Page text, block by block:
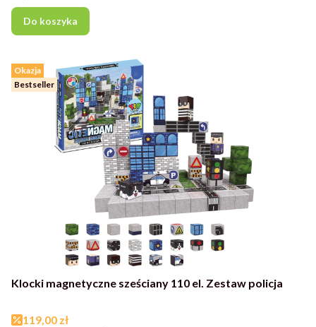
Do koszyka
Okazja
Bestseller
Klocki magnetyczne sześciany 110 el. Zestaw policja
Cena promocyjna
119,00 zł